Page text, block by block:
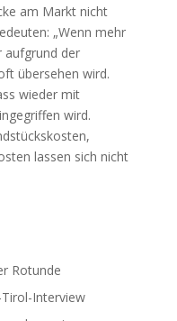
am Markt nicht
„Wenn mehr
aufgrund der
übersehen wird.
wieder mit
wird.
lassen sich nicht
Rotunde
Interview